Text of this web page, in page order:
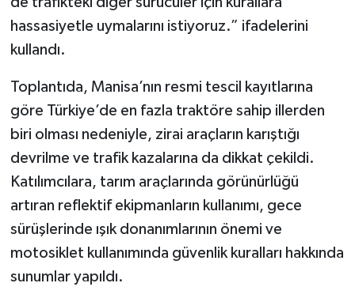
hassasiyetle uymalarını istiyoruz.” ifadelerini
kullandı.
Toplantıda, Manisa’nın resmi tescil kayıtlarına
göre Türkiye’de en fazla traktöre sahip illerden
biri olması nedeniyle, zirai araçların karıştığı
devrilme ve trafik kazalarına da dikkat çekildi.
Katılımcılara, tarım araçlarında görünürlüğü
artıran reflektif ekipmanların kullanımı, gece
sürüşlerinde ışık donanımlarının önemi ve
motosiklet kullanımında güvenlik kuralları hakkında
sunumlar yapıldı.